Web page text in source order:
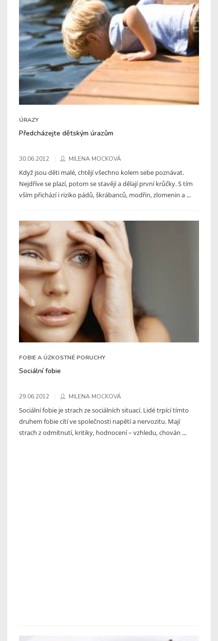
ÚRAZY
Předcházejte dětským úrazům
30.06.2012 MILENA MOCKOVÁ
Když jsou děti malé, chtějí všechno kolem sebe poznávat.
Nejdříve se plazí, potom se stavějí a dělají první krůčky. S tím
vším přichází i riziko pádů, škrábanců, modřin, zlomenin a ...
FOBIE A ÚZKOSTNÉ PORUCHY
Sociální fobie
29.06.2012 MILENA MOCKOVÁ
Sociální fobie je strach ze sociálních situací. Lidé trpící tímto
druhem fobie cítí ve společnosti napětí a nervozitu. Mají
strach z odmítnutí, kritiky, hodnocení – vzhledu, chován ...